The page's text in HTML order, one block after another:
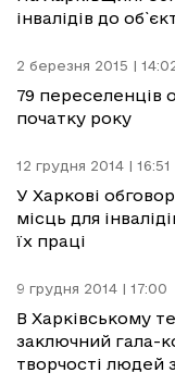
інвалідів до
2 березня 2015 |
79 переселенців
початку року
12 грудня 2014 | 16:51
У Харкові
місць для
їх праці
9 грудня 2014 | 17:00
В Харківському
заключний гала-
творчості